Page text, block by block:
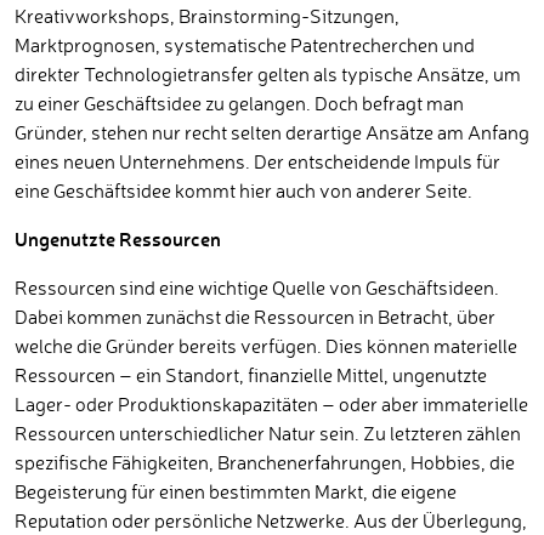
Kreativworkshops, Brainstorming-Sitzungen,
Marktprognosen, systematische Patentrecherchen und
direkter Technologietransfer gelten als typische Ansätze, um
zu einer Geschäftsidee zu gelangen. Doch befragt man
Gründer, stehen nur recht selten derartige Ansätze am Anfang
eines neuen Unternehmens. Der entscheidende Impuls für
eine Geschäftsidee kommt hier auch von anderer Seite.
Ungenutzte Ressourcen
Ressourcen sind eine wichtige Quelle von Geschäftsideen.
Dabei kommen zunächst die Ressourcen in Betracht, über
welche die Gründer bereits verfügen. Dies können materielle
Ressourcen – ein Standort, finanzielle Mittel, ungenutzte
Lager- oder Produktionskapazitäten – oder aber immaterielle
Ressourcen unterschiedlicher Natur sein. Zu letzteren zählen
spezifische Fähigkeiten, Branchenerfahrungen, Hobbies, die
Begeisterung für einen bestimmten Markt, die eigene
Reputation oder persönliche Netzwerke. Aus der Überlegung,